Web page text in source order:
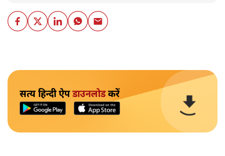
सत्य हिन्दी ऐपडाउनलोडकरें